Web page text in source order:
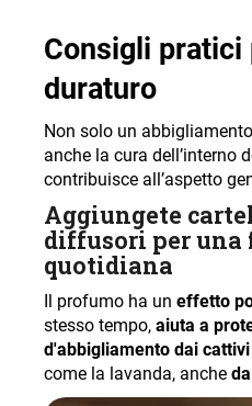
Consigli pratici
duraturo
Non solo un
anche la cura dell’interno
contribuisce all’aspetto
Aggiungete
diffusori per una
quotidiana
Il profumo ha un effetto
stesso tempo, aiuta a
d'abbigliamento dai
come la lavanda, anche